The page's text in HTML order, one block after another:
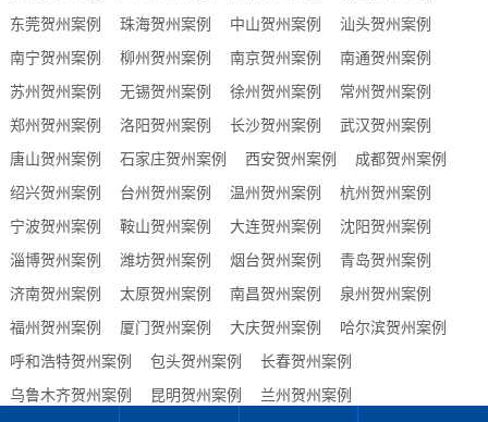
东莞贺州案例
珠海贺州案例 中山贺州案例
汕头贺州案例
南宁贺州案例
柳州贺州案例 南京贺州案例
南通贺州案例
苏州贺州案例
无锡贺州案例 徐州贺州案例
常州贺州案例
郑州贺州案例
洛阳贺州案例 长沙贺州案例
武汉贺州案例
唐山贺州案例
石家庄贺州案例 西安贺州案例
成都贺州案例
绍兴贺州案例
台州贺州案例 温州贺州案例
杭州贺州案例
宁波贺州案例
鞍山贺州案例 大连贺州案例
沈阳贺州案例
淄博贺州案例
潍坊贺州案例 烟台贺州案例
青岛贺州案例
济南贺州案例
太原贺州案例 南昌贺州案例
泉州贺州案例
福州贺州案例
厦门贺州案例 大庆贺州案例
哈尔滨贺州案例
呼和浩特贺州案例
包头贺州案例
长春贺州案例
乌鲁木齐贺州案例
昆明贺州案例
兰州贺州案例